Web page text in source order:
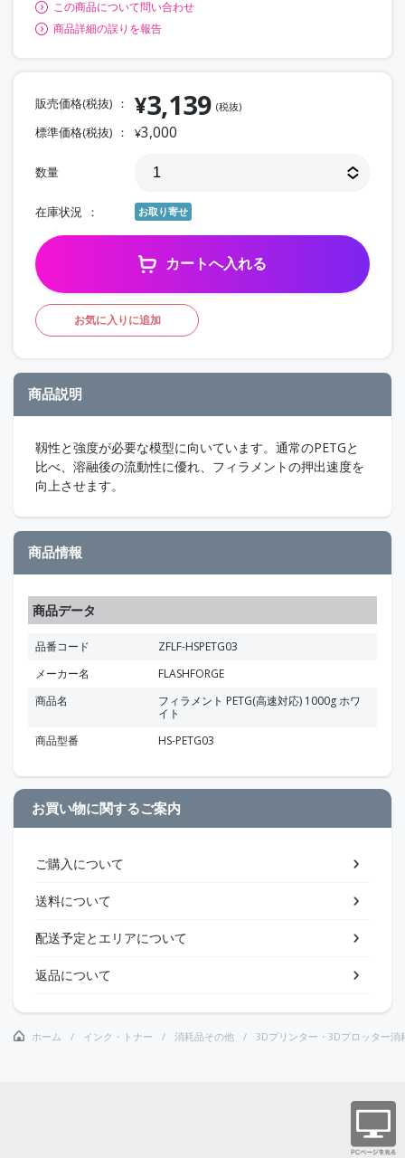
この商品について問い合わせ
商品詳細の誤りを報告
販売価格(税抜) ¥3,139 (税抜)
標準価格(税抜) ¥3,000
数量
在庫状況 お取り寄せ
カートへ入れる
お気に入りに追加
商品説明
靱性と強度が必要な模型に向いています。通常のPETGと
比べ、溶融後の流動性に優れ、フィラメントの押出速度を
向上させます。
商品情報
商品データ
品番コード
ZFLF-HSPETG03
メーカー名
FLASHFORGE
商品名
フィラメント PETG(高速対応) 1000g ホワ
イト
商品型番
HS-PETG03
お買い物に関するご案内
ご購入について
送料について
配送予定とエリアについて
返品について
ホーム インク・トナー 消耗品その他 3Dプリンター・3Dプロッター消